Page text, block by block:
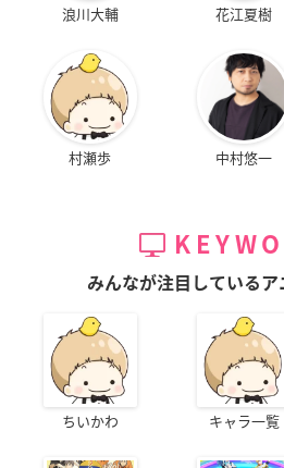
浪川大輔 花江夏樹
村瀬歩 中村悠一
みんなが注目しているア
ちいかわ キャラ一覧